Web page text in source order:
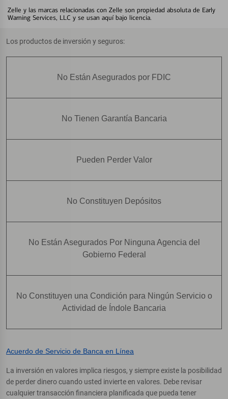
Zelle y las marcas relacionadas con Zelle son propiedad absoluta de Early
Warning Services, LLC y se usan aquí bajo licencia.
Los productos de inversión y seguros:
No Están Asegurados por FDIC
No Tienen Garantía Bancaria
Pueden Perder Valor
No Constituyen Depósitos
No Están Asegurados Por Ninguna Agencia del
Gobierno Federal
No Constituyen una Condición para Ningún Servicio o
Actividad de Índole Bancaria
Acuerdo de Servicio de Banca en Línea
La inversión en valores implica riesgos, y siempre existe la posibilidad
de perder dinero cuando usted invierte en valores. Debe revisar
cualquier transacción financiera planificada que pueda tener